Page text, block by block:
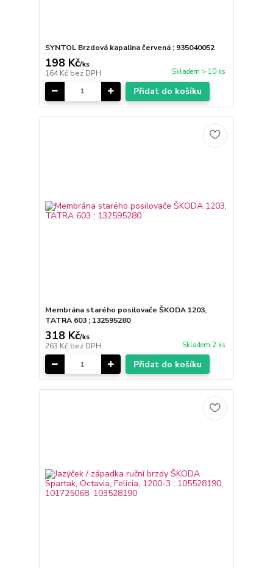
SYNTOL Brzdová kapalina červená ; 935040052
198 Kč/ks
164 Kč bez DPH Skladem > 10 ks
Přidat do košíku
Membrána starého posilovače ŠKODA 1203,
TATRA 603 ; 132595280
318 Kč/ks
263 Kč bez DPH Skladem 2 ks
Přidat do košíku